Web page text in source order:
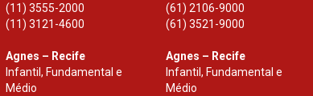
(11) 3555-2000
(11) 3121-4600
(61) 2106-9000
(61) 3521-9000
Agnes – Recife
Infantil, Fundamental e
Médio
Agnes – Recife
Infantil, Fundamental e
Médio